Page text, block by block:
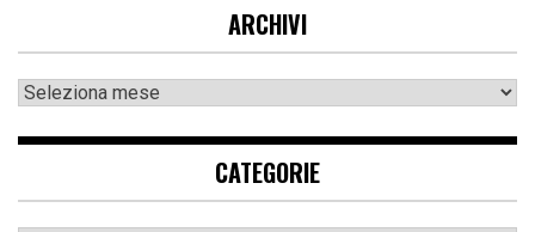
ARCHIVI
CATEGORIE